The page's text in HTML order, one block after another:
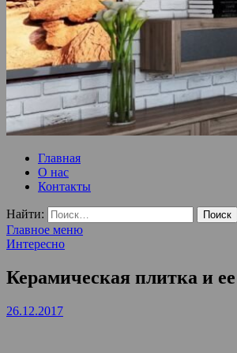
Ремонт и отделка квартир. Бытовые
ООО Домус — ремонт квартир,
Главная
О нас
Контакты
Найти:
Главное меню
Интересно
Керамическая плитка и ее
26.12.2017